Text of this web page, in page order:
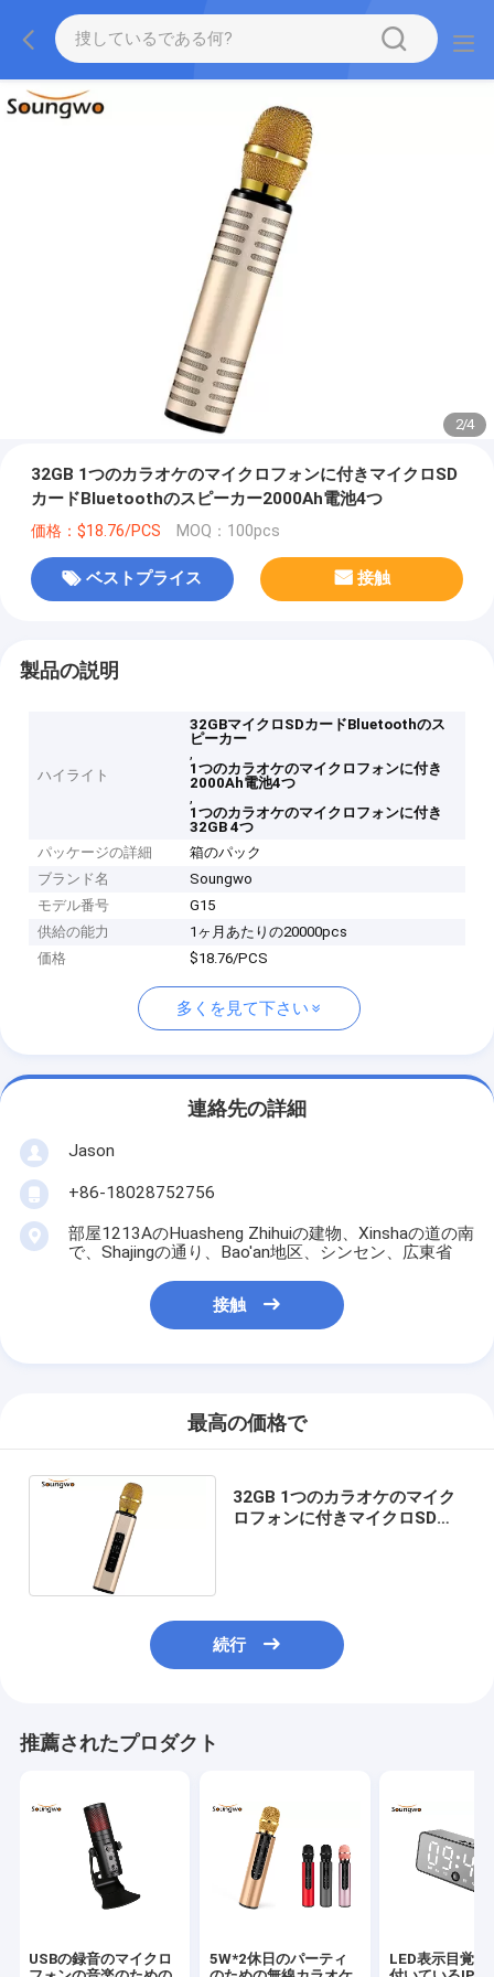
2/4
32GB 1つのカラオケのマイクロフォンに付きマイクロSD
カードBluetoothのスピーカー2000Ah電池4つ
価格：$18.76/PCS MOQ：100pcs
ベストプライス 接触
製品の説明
ハイライト
32GBマイクロSDカードBluetoothのス
ピーカー
,
1つのカラオケのマイクロフォンに付き
2000Ah電池4つ
,
1つのカラオケのマイクロフォンに付き
32GB 4つ
パッケージの詳細
箱のパック
ブランド名
Soungwo
モデル番号
G15
供給の能力
1ヶ月あたりの20000pcs
価格
$18.76/PCS
多くを見て下さい
連絡先の詳細
Jason
+86-18028752756
部屋1213AのHuasheng Zhihuiの建物、Xinshaの道の南
で、Shajingの通り、Bao'an地区、シンセン、広東省
接触
最高の価格で
32GB 1つのカラオケのマイク
ロフォンに付きマイクロSDカ
続行
推薦されたプロダクト
USBの録音のマイクロ
5W*2休日のパーティ
LED表示目覚し